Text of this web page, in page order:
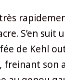
S’en suit
de Kehl
freinant son